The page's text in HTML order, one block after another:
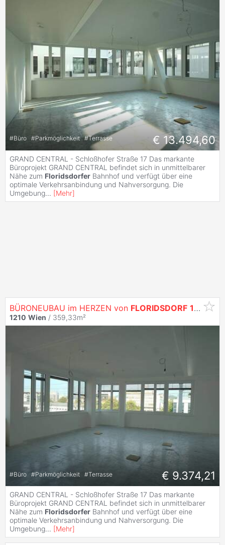
#Büro #Parkmöglichkeit #Terrasse € 13.494,60
GRAND CENTRAL - Schloßhofer Straße 17 Das markante
Büroprojekt GRAND CENTRAL befindet sich in unmittelbarer
Nähe zum Floridsdorfer Bahnhof und verfügt über eine
optimale Verkehrsanbindung und Nahversorgung. Die
Umgebung... [Mehr]
BÜRONEUBAU im HERZEN von FLORIDSDORF 1210
1210 Wien / 359,33m²
#Büro #Parkmöglichkeit #Terrasse € 9.374,21
GRAND CENTRAL - Schloßhofer Straße 17 Das markante
Büroprojekt GRAND CENTRAL befindet sich in unmittelbarer
Nähe zum Floridsdorfer Bahnhof und verfügt über eine
optimale Verkehrsanbindung und Nahversorgung. Die
Umgebung... [Mehr]